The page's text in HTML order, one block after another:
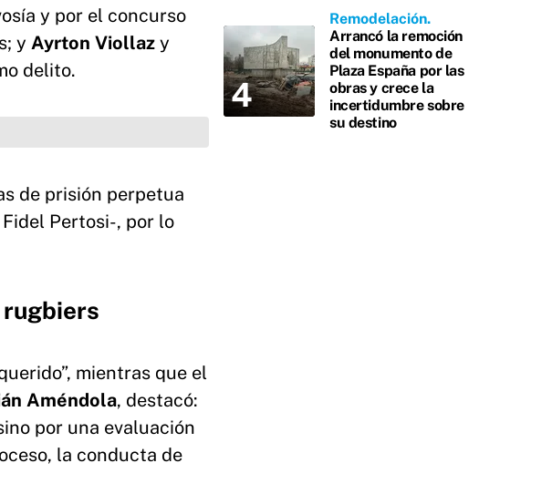
y por el concurso
y Ayrton Viollaz y
delito.
de prisión perpetua
Pertosi-, por lo
mientras que el
Améndola, destacó:
por una evaluación
la conducta de
Remodelación
Arrancó la remoción
del monumento de
Plaza España por las
obras y crece la
incertidumbre sobre
su destino